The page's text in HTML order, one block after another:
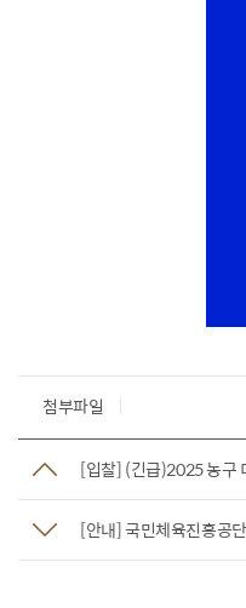
첨부파일
[입찰] (긴급)2025 농구
[안내] 국민체육진흥공